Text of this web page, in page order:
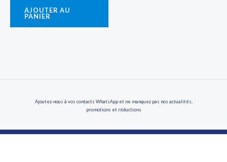
AJOUTER AU
PANIER
Ajoutez-nous à vos contacts WhatsApp et ne manquez pas nos actualités,
promotions et réductions